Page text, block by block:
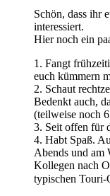
Schön, dass ihr
interessiert.
Hier noch ein
1. Fangt
euch kümmern
2. Schaut
Bedenkt auch,
(teilweise noch
3. Seit offen für
4. Habt Spaß.
Abends und am
Kollegen nach
typischen Touri-